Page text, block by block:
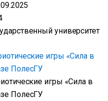
университет
игры «Сила в
ПолесГУ
игры «Сила в
ПолесГУ